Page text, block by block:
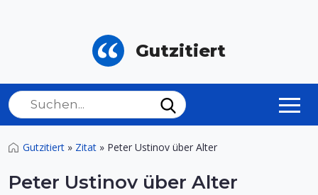
Gutzitiert
Gutzitiert » Zitat » Peter Ustinov über Alter
Peter Ustinov über Alter